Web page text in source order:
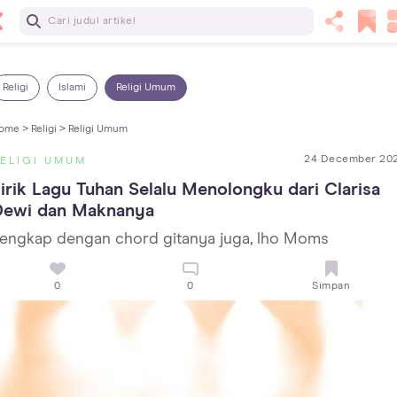
Baca Selanjutnya
Religi Islami Religi Umum
> Religi > Religi Umum
UMUM 24 December
Lagu Tuhan Selalu Menolongku dari Clarisa
dan Maknanya
dengan chord gitanya juga, lho Moms
0 0 Simpan